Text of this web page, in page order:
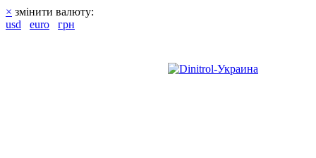
× змінити валюту:
usd
euro грн